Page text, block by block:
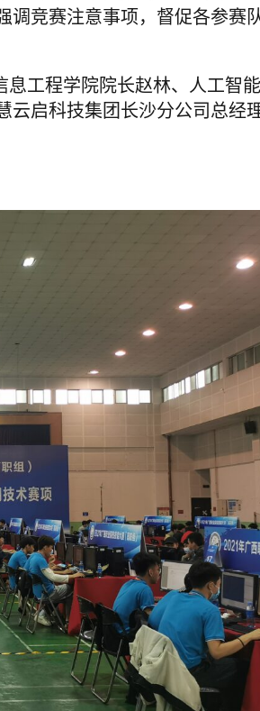
调竞赛注意事项，督促各参赛
息工程学院院长赵林、人工智
云启科技集团长沙分公司总经